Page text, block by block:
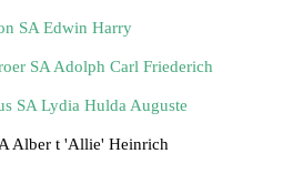
SA Edwin Harry
SA Adolph Carl Friederich
SA Lydia Hulda Auguste
Alber t 'Allie' Heinrich